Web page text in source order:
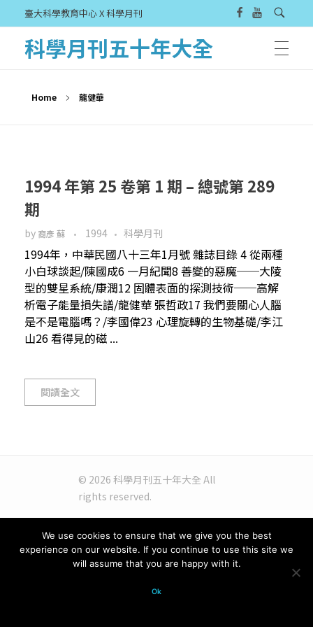
臺大科學教育中心 X 科學月刊
科學月刊五十年大全
Home 龍健華
1994 年第 25 卷第 1 期 – 總號第 289
期
by 裔彥 蘇 1994 科學月刊
1994年，中華民國八十三年1月號 雜誌目錄 4 從兩種
小白球談起/陳國成6 一月紀聞8 善變的惡魔──大陵
型的雙星系統/康潤12 固體表面的探測技術──高解
析電子能量損失譜/龍健華 張哲政17 我們要關心人腦
是不是電腦嗎？/李國偉23 心理旋轉的生物基礎/李江
山26 看得見的磁 ...
閱讀全文
© 2026 科學月刊五十年大全 All
rights reserved.
We use cookies to ensure that we give you the best
experience on our website. If you continue to use this site we
will assume that you are happy with it.
Ok